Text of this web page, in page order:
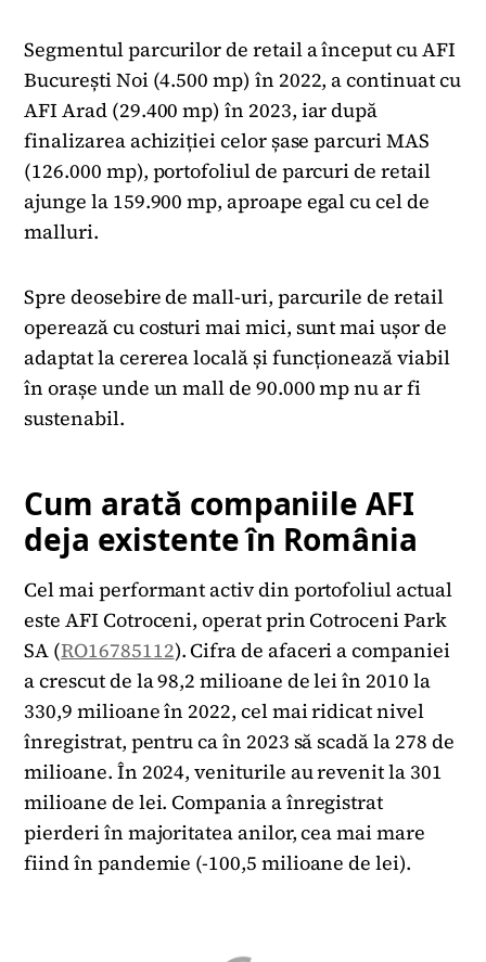
Segmentul parcurilor de retail a început cu AFI
București Noi (4.500 mp) în 2022, a continuat cu
AFI Arad (29.400 mp) în 2023, iar după
finalizarea achiziției celor șase parcuri MAS
(126.000 mp), portofoliul de parcuri de retail
ajunge la 159.900 mp, aproape egal cu cel de
malluri.
Spre deosebire de mall-uri, parcurile de retail
operează cu costuri mai mici, sunt mai ușor de
adaptat la cererea locală și funcționează viabil
în orașe unde un mall de 90.000 mp nu ar fi
sustenabil.
Cum arată companiile AFI
deja existente în România
Cel mai performant activ din portofoliul actual
este AFI Cotroceni, operat prin Cotroceni Park
SA (RO16785112). Cifra de afaceri a companiei
a crescut de la 98,2 milioane de lei în 2010 la
330,9 milioane în 2022, cel mai ridicat nivel
înregistrat, pentru ca în 2023 să scadă la 278 de
milioane. În 2024, veniturile au revenit la 301
milioane de lei. Compania a înregistrat
pierderi în majoritatea anilor, cea mai mare
fiind în pandemie (-100,5 milioane de lei).